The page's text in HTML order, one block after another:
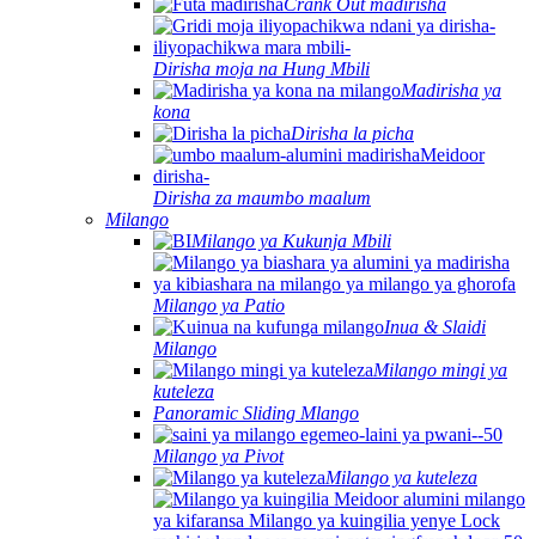
Crank Out madirisha
Dirisha moja na Hung Mbili
Madirisha ya
kona
Dirisha la picha
Dirisha za maumbo maalum
Milango
Milango ya Kukunja Mbili
Milango ya Patio
Inua & Slaidi
Milango
Milango mingi ya
kuteleza
Panoramic Sliding Mlango
Milango ya Pivot
Milango ya kuteleza